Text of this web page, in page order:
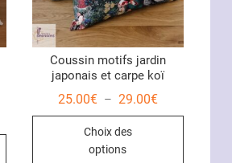
Ce
Coussin motifs jardin
japonais et carpe koï
25.00€ – 29.00€Plage
Choix des
options
Ce